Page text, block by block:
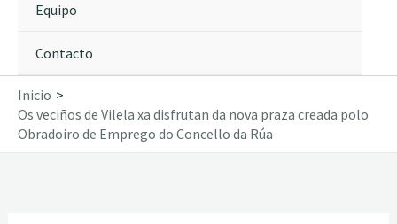
Equipo
Contacto
Inicio
Os veciños de Vilela xa disfrutan da nova praza creada polo
Obradoiro de Emprego do Concello da Rúa